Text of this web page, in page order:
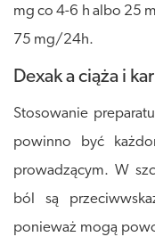
mg co 4-6 h albo 25
75 mg/24h.
Dexak a ciąża i
Stosowanie
powinno być
prowadzącym. W
ból są
ponieważ mogą